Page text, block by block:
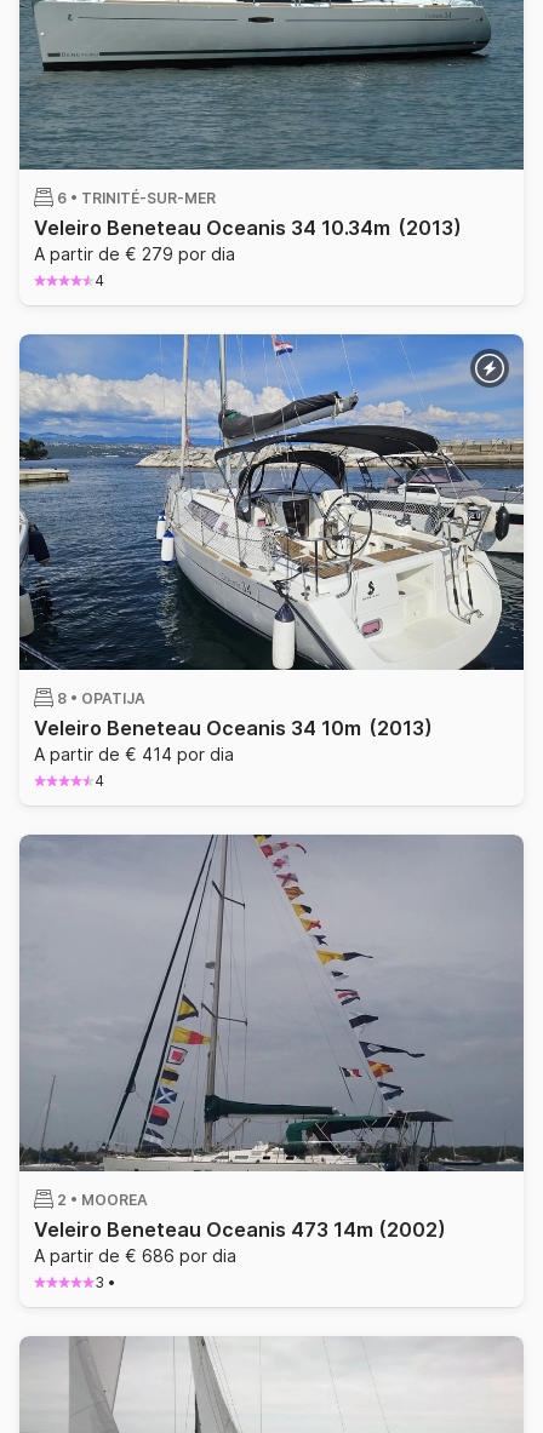
6 • TRINITÉ-SUR-MER
Veleiro Beneteau Oceanis 34 10.34m (2013)
A partir de € 279 por dia
4
8 • OPATIJA
Veleiro Beneteau Oceanis 34 10m (2013)
A partir de € 414 por dia
4
2 • MOOREA
Veleiro Beneteau Oceanis 473 14m (2002)
A partir de € 686 por dia
3 •